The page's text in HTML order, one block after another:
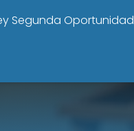
Segunda Oportunidad